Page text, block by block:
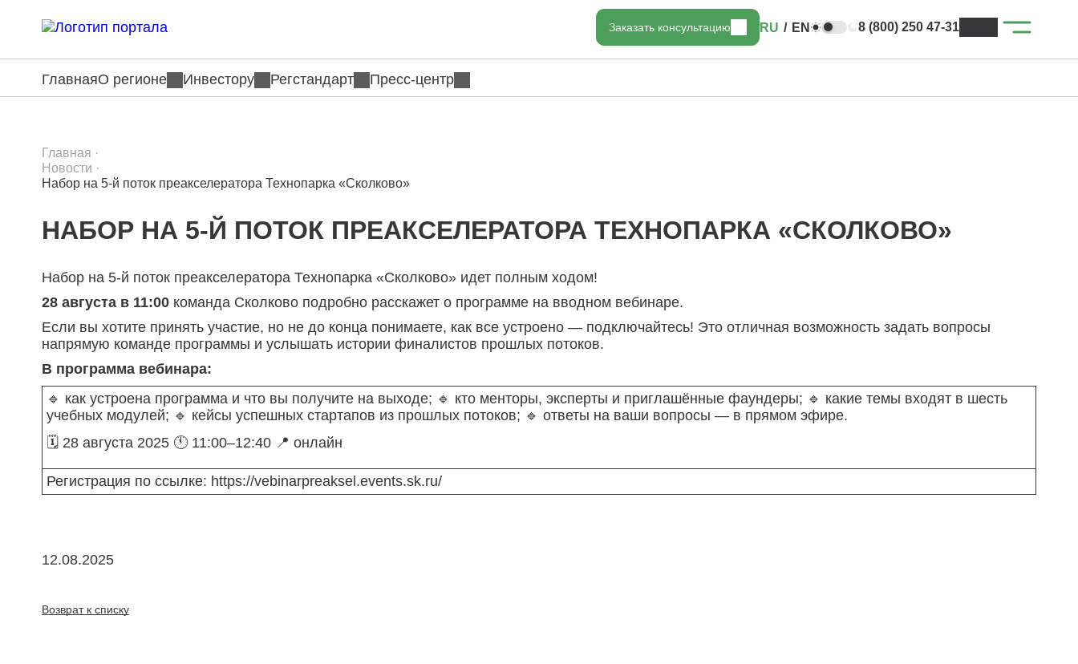
Заказать консультацию RU / EN 8 (800) 250 47-31
ГлавнаяО регионе Инвестору Регстандарт Пресс-центр
Главная ·
Новости ·
Набор на 5-й поток преакселератора Технопарка «Сколково»
НАБОР НА 5-Й ПОТОК ПРЕАКСЕЛЕРАТОРА ТЕХНОПАРКА «СКОЛКОВО»
Набор на 5-й поток преакселератора Технопарка «Сколково» идет полным ходом!
28 августа в 11:00 команда Сколково подробно расскажет о программе на вводном вебинаре.
Если вы хотите принять участие, но не до конца понимаете, как все устроено — подключайтесь! Это отличная возможность задать вопросы
напрямую команде программы и услышать истории финалистов прошлых потоков.
В программа вебинара:
🔹 как устроена программа и что вы получите на выходе; 🔹 кто менторы, эксперты и приглашённые фаундеры; 🔹 какие темы входят в шесть
учебных модулей; 🔹 кейсы успешных стартапов из прошлых потоков; 🔹 ответы на ваши вопросы — в прямом эфире.
🗓️ 28 августа 2025 🕚 11:00–12:40 📍 онлайн
Регистрация по ссылке: https://vebinarpreaksel.events.sk.ru/
12.08.2025
Возврат к списку